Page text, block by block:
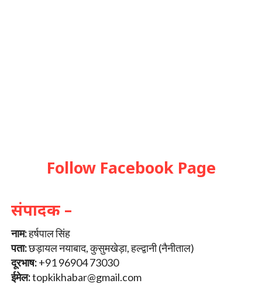
Follow Facebook Page
संपादक –
नाम:हर्षपाल सिंह
पता:छड़ायल नयाबाद, कुसुमखेड़ा, हल्द्वानी (नैनीताल)
दूरभाष:+91 96904 73030
ईमेल:topkikhabar@gmail.com